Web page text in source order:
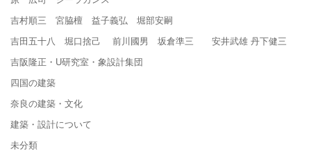
吉村順三 宮脇檀 益子義弘 堀部安嗣
吉田五十八 堀口捨己 前川國男 坂倉準三 安井武雄 丹下健三
吉阪隆正・U研究室・象設計集団
四国の建築
奈良の建築・文化
建築・設計について
未分類